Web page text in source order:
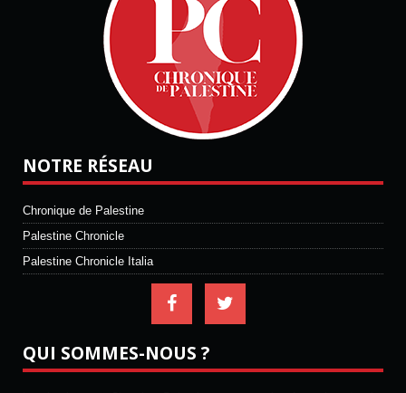
NOTRE RÉSEAU
Chronique de Palestine
Palestine Chronicle
Palestine Chronicle Italia
QUI SOMMES-NOUS ?